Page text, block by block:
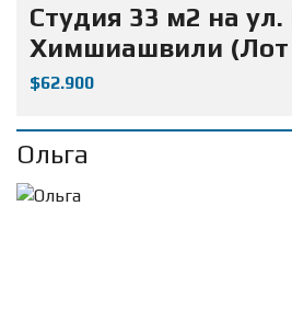
Студия 33 м2 на
Химшиашвили
$62.900
Ольга